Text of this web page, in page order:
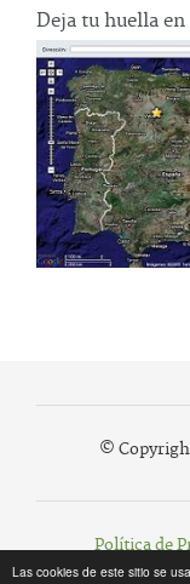
Las cookies de este sitio se
Deja tu huella
©
Política de